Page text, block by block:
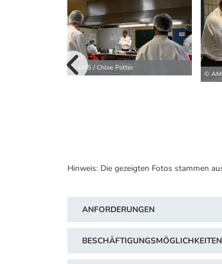
© AMS / Chloe Potter
©
Hinweis: Die gezeigten Fotos stammen
ANFORDERUNGEN
BESCHÄFTIGUNGSMÖGLICHKEITEN